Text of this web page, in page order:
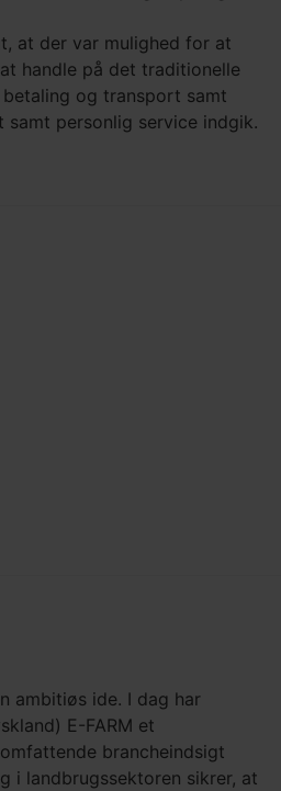
at der var mulighed for at
handle på det traditionelle
og transport samt
personlig service indgik.
ambitiøs ide. I dag har
E-FARM et
brancheindsigt
i landbrugssektoren sikrer, at